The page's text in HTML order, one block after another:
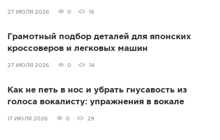
27 ИЮЛЯ 2026 0 16
Грамотный подбор деталей для японских
кроссоверов и легковых машин
27 ИЮЛЯ 2026 0 14
Как не петь в нос и убрать гнусавость из
голоса вокалисту: упражнения в вокале
17 ИЮЛЯ 2026 0 29